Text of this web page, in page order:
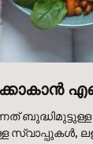
സ്വാപ്പുകൾ,